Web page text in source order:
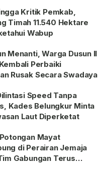
Kritik Pemkab,
Timah 11.540 Hektare
Wabup
Menanti, Warga Dusun II
Perbaiki
Rusak Secara Swadaya
Speed Tanpa
Kades Belungkur Minta
Laut Diperketat
Mayat
di Perairan Jemaja
Gabungan Terus